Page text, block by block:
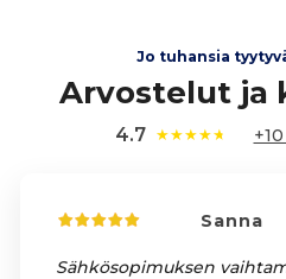
Jo tuhansia
Arvostelut ja
4.7 ★★★★★
Sanna
Sähkösopimuksen